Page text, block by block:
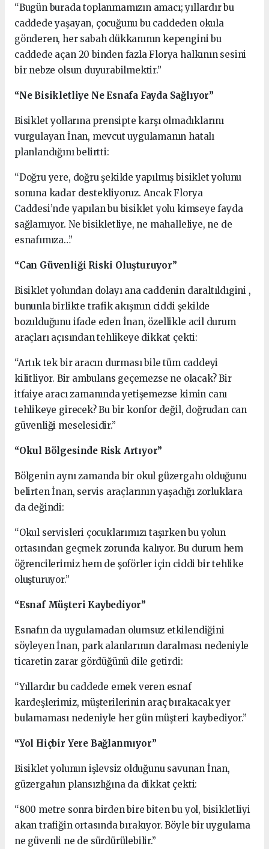
“Bugün burada toplanmamızın amacı; yıllardır bu
caddede yaşayan, çocuğunu bu caddeden okula
gönderen, her sabah dükkanının kepengini bu
caddede açan 20 binden fazla Florya halkının sesini
bir nebze olsun duyurabilmektir.”
“Ne Bisikletliye Ne Esnafa Fayda Sağlıyor”
Bisiklet yollarına prensipte karşı olmadıklarını
vurgulayan İnan, mevcut uygulamanın hatalı
planlandığını belirtti:
“Doğru yere, doğru şekilde yapılmış bisiklet yolunu
sonuna kadar destekliyoruz. Ancak Florya
Caddesi’nde yapılan bu bisiklet yolu kimseye fayda
sağlamıyor. Ne bisikletliye, ne mahalleliye, ne de
esnafımıza…”
“Can Güvenliği Riski Oluşturuyor”
Bisiklet yolundan dolayı ana caddenin daraltıldıgini ,
bununla birlikte trafik akışının ciddi şekilde
bozulduğunu ifade eden İnan, özellikle acil durum
araçları açısından tehlikeye dikkat çekti:
“Artık tek bir aracın durması bile tüm caddeyi
kilitliyor. Bir ambulans geçemezse ne olacak? Bir
itfaiye aracı zamanında yetişemezse kimin canı
tehlikeye girecek? Bu bir konfor değil, doğrudan can
güvenliği meselesidir.”
“Okul Bölgesinde Risk Artıyor”
Bölgenin aynı zamanda bir okul güzergahı olduğunu
belirten İnan, servis araçlarının yaşadığı zorluklara
da değindi:
“Okul servisleri çocuklarımızı taşırken bu yolun
ortasından geçmek zorunda kalıyor. Bu durum hem
öğrencilerimiz hem de şoförler için ciddi bir tehlike
oluşturuyor.”
“Esnaf Müşteri Kaybediyor”
Esnafın da uygulamadan olumsuz etkilendiğini
söyleyen İnan, park alanlarının daralması nedeniyle
ticaretin zarar gördüğünü dile getirdi:
“Yıllardır bu caddede emek veren esnaf
kardeşlerimiz, müşterilerinin araç bırakacak yer
bulamaması nedeniyle her gün müşteri kaybediyor.”
“Yol Hiçbir Yere Bağlanmıyor”
Bisiklet yolunun işlevsiz olduğunu savunan İnan,
güzergahın plansızlığına da dikkat çekti:
“800 metre sonra birden bire biten bu yol, bisikletliyi
akan trafiğin ortasında bırakıyor. Böyle bir uygulama
ne güvenli ne de sürdürülebilir.”